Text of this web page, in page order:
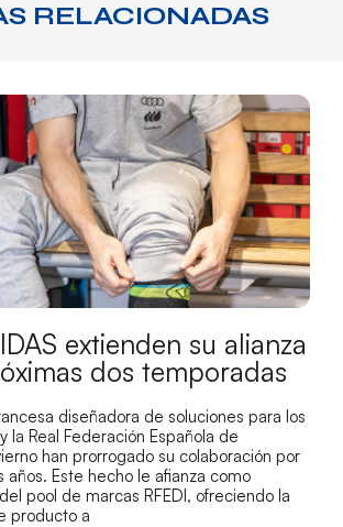
RELACIONADAS
extienden su alianza
dos temporadas
diseñadora de soluciones para los
la Real Federación Española de
han prorrogado su colaboración por
años. Este hecho le afianza como
pool de marcas RFEDI, ofreciendo la
producto a